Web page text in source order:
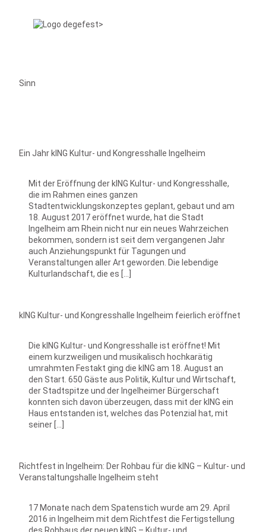
Sinn
Ein Jahr kING Kultur- und Kongresshalle Ingelheim
Mit der Eröffnung der kING Kultur- und Kongresshalle,
die im Rahmen eines ganzen
Stadtentwicklungskonzeptes geplant, gebaut und am
18. August 2017 eröffnet wurde, hat die Stadt
Ingelheim am Rhein nicht nur ein neues Wahrzeichen
bekommen, sondern ist seit dem vergangenen Jahr
auch Anziehungspunkt für Tagungen und
Veranstaltungen aller Art geworden. Die lebendige
Kulturlandschaft, die es […]
kING Kultur- und Kongresshalle Ingelheim feierlich eröffnet
Die kING Kultur- und Kongresshalle ist eröffnet! Mit
einem kurzweiligen und musikalisch hochkarätig
umrahmten Festakt ging die kING am 18. August an
den Start. 650 Gäste aus Politik, Kultur und Wirtschaft,
der Stadtspitze und der Ingelheimer Bürgerschaft
konnten sich davon überzeugen, dass mit der kING ein
Haus entstanden ist, welches das Potenzial hat, mit
seiner […]
Richtfest in Ingelheim: Der Rohbau für die kING – Kultur- und
Veranstaltungshalle Ingelheim steht
17 Monate nach dem Spatenstich wurde am 29. April
2016 in Ingelheim mit dem Richtfest die Fertigstellung